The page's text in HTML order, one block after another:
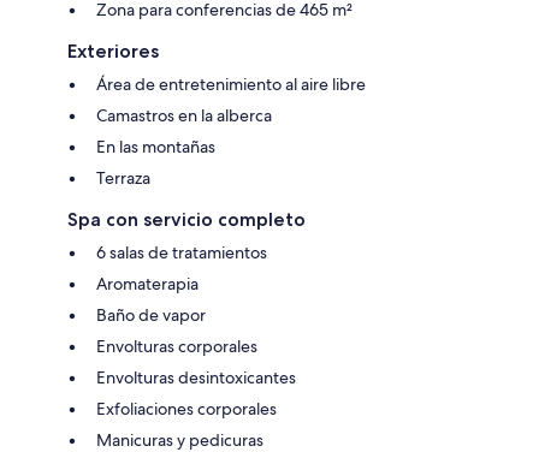
Zona para conferencias de 465 m²
Exteriores
Área de entretenimiento al aire libre
Camastros en la alberca
En las montañas
Terraza
Spa con servicio completo
6 salas de tratamientos
Aromaterapia
Baño de vapor
Envolturas corporales
Envolturas desintoxicantes
Exfoliaciones corporales
Manicuras y pedicuras